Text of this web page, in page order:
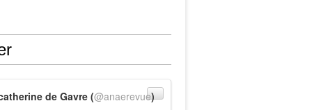
de Gavre (@anaerevue)